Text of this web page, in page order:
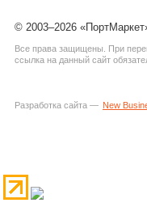
© 2003–2026
Все права защищены. При
ссылка на данный сайт
Разработка сайта — New